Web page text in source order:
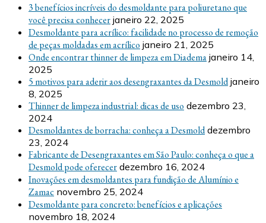
3 benefícios incríveis do desmoldante para poliuretano que
você precisa conhecer janeiro 22, 2025
Desmoldante para acrílico: facilidade no processo de remoção
de peças moldadas em acrílico janeiro 21, 2025
Onde encontrar thinner de limpeza em Diadema janeiro 14,
2025
5 motivos para aderir aos desengraxantes da Desmold janeiro
8, 2025
Thinner de limpeza industrial: dicas de uso dezembro 23,
2024
Desmoldantes de borracha: conheça a Desmold dezembro
23, 2024
Fabricante de Desengraxantes em São Paulo: conheça o que a
Desmold pode oferecer dezembro 16, 2024
Inovações em desmoldantes para fundição de Alumínio e
Zamac novembro 25, 2024
Desmoldante para concreto: benefícios e aplicações
novembro 18, 2024